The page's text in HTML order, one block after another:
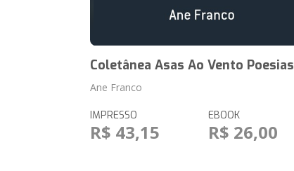
Coletânea Asas Ao Vento Poesias
Ane Franco
IMPRESSO
R$ 43,15
EBOOK
R$ 26,00